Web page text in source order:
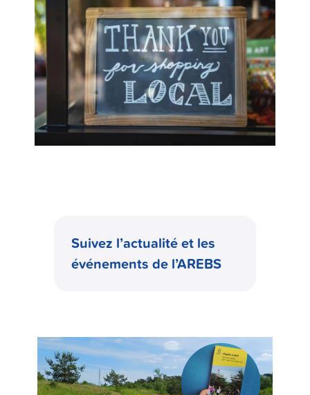
Suivez l’actualité et les
événements de l’AREBS